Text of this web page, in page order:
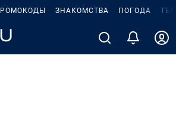
ЗНАКОМСТВА ПОГОДА